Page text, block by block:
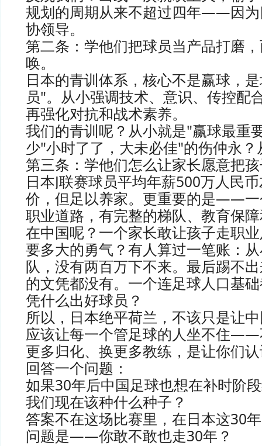
规划的周期从来不超过四年——因为
协领导。
第二条：学他们把球员当产品打磨
唤。
日本的青训体系，核心不是赢球，
员"。从小强调技术、意识、传控配
再强化对抗和战术素养。
我们的青训呢？从小就是"赢球最重
少"小时了了，大未必佳"的伤仲永
第三条：学他们怎么让家长愿意把
日本J联赛球员平均年薪500万人民
价，但足以养家。更重要的是——一
职业道路，有完整的梯队、教育保
在中国呢？一个家长敢让孩子走职
要多大的勇气？有人算过一笔账：
队，没有两百万下不来。最后踢不
的文凭都没有。一个连足球人口基
凭什么出好球员？
所以，日本绝平荷兰，不该只是让
应该让每一个管足球的人坐不住——
更多归化、换更多教练，是让你们
回答一个问题：
如果30年后中国足球也想在补时阶
我们现在该种什么种子？
答案不在这场比赛里，在日本这30
问题是——你敢不敢也走30年？